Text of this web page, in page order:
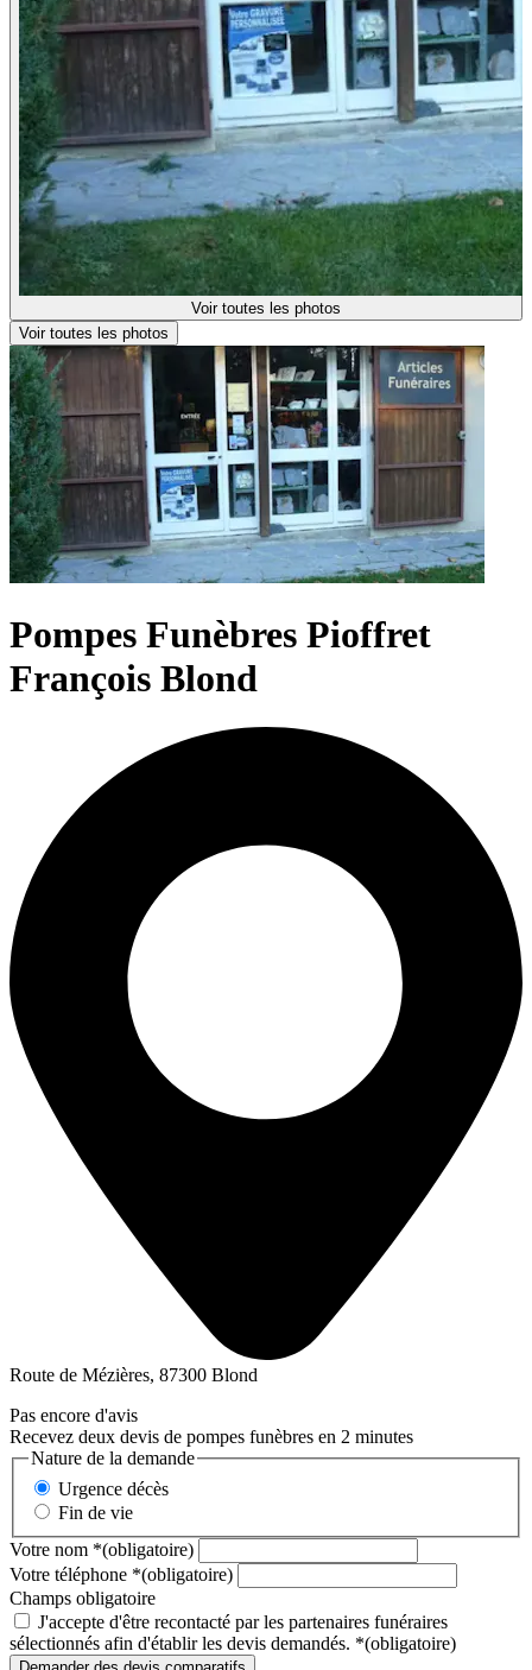
Voir toutes les photos
Voir toutes les photos
Pompes Funèbres Pioffret
François Blond
Route de Mézières, 87300 Blond
Pas encore d'avis
Recevez deux devis de pompes funèbres en 2 minutes
Nature de la demande
Urgence décès
Fin de vie
Votre nom *(obligatoire)
Votre téléphone *(obligatoire)
Champs obligatoire
J'accepte d'être recontacté par les partenaires funéraires
sélectionnés afin d'établir les devis demandés. *(obligatoire)